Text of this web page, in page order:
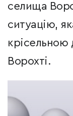
селища
ситуацію,
крісельною
Ворохті.